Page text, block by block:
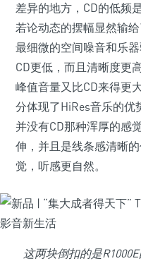
差异的地方，CD的低频
若论动态的摆幅显然输
最细微的空间噪音和乐
CD更低，而且清晰度更
峰值音量又比CD来得更
分体现了HiRes音乐的优
并没有CD那种浑厚的感
伸，并且是线条感清晰
觉，听感更自然。
这两块倒扣的是